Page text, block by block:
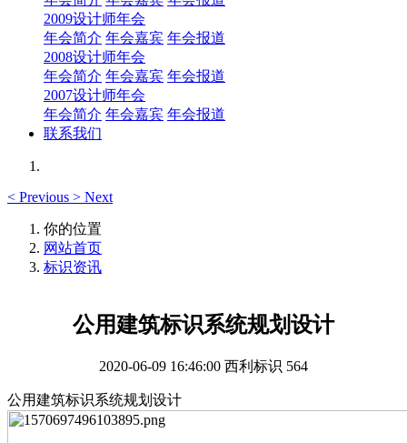
2009设计师年会
年会简介 年会嘉宾 年会报道
2008设计师年会
年会简介 年会嘉宾 年会报道
2007设计师年会
年会简介 年会嘉宾 年会报道
联系我们
< Previous > Next
你的位置
网站首页
标识资讯
公用建筑标识系统规划设计
2020-06-09 16:46:00 西利标识 564
公用建筑标识系统规划设计